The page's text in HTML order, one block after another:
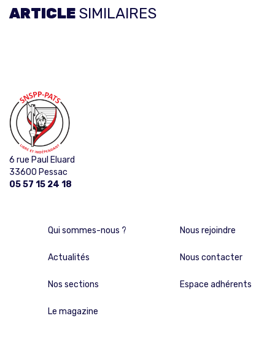
ARTICLE SIMILAIRES
6 rue Paul Eluard
33600 Pessac
05 57 15 24 18
Qui sommes-nous ?
Actualités
Nos sections
Le magazine
Nous rejoindre
Nous contacter
Espace adhérents